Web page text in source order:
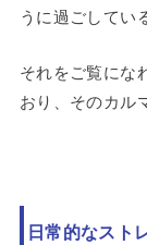
うに過ごしてい
それをご覧にな
おり、そのカル
日常的なスト